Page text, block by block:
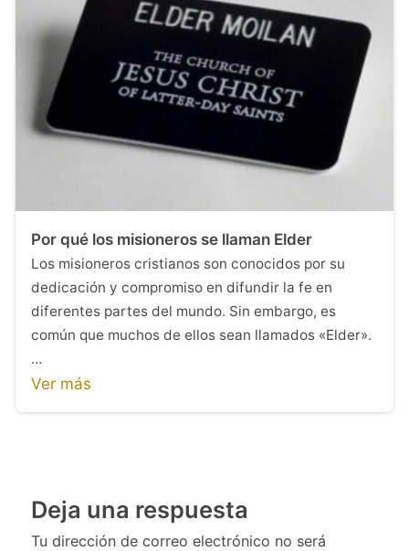
Por qué los misioneros se llaman Elder
Los misioneros cristianos son conocidos por su
dedicación y compromiso en difundir la fe en
diferentes partes del mundo. Sin embargo, es
común que muchos de ellos sean llamados «Elder».
…
Ver más
Deja una respuesta
Tu dirección de correo electrónico no será